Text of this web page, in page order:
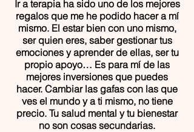
Ir a terapia ha sido uno de los mejores
regalos que me he podido hacer a mí
mismo. El estar bien con uno mismo,
ser quien eres, saber gestionar tus
emociones y aprender de ellas, ser tu
propio apoyo… Es para mí de las
mejores inversiones que puedes
hacer. Cambiar las gafas con las que
ves el mundo y a ti mismo, no tiene
precio. Tu salud mental y tu bienestar
no son cosas secundarias.